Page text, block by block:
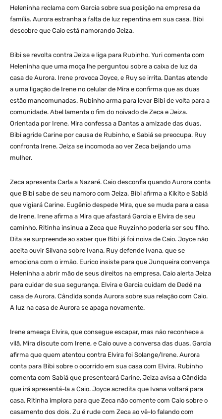
Heleninha reclama com Garcia sobre sua posição na empresa da
família. Aurora estranha a falta de luz repentina em sua casa. Bibi
descobre que Caio está namorando Jeiza.
Bibi se revolta contra Jeiza e liga para Rubinho. Yuri comenta com
Heleninha que uma moça lhe perguntou sobre a caixa de luz da
casa de Aurora. Irene provoca Joyce, e Ruy se irrita. Dantas atende
a uma ligação de Irene no celular de Mira e confirma que as duas
estão mancomunadas. Rubinho arma para levar Bibi de volta para a
comunidade. Abel lamenta o fim do noivado de Zeca e Jeiza.
Orientada por Irene, Mira confessa a Dantas a amizade das duas.
Bibi agride Carine por causa de Rubinho, e Sabiá se preocupa. Ruy
confronta Irene. Jeiza se incomoda ao ver Zeca beijando uma
mulher.
Zeca apresenta Carla a Nazaré. Caio desconfia quando Aurora conta
que Bibi sabe de seu namoro com Jeiza. Bibi afirma a Kikito e Sabiá
que vigiará Carine. Eugênio despede Mira, que se muda para a casa
de Irene. Irene afirma a Mira que afastará Garcia e Elvira de seu
caminho. Ritinha insinua a Zeca que Ruyzinho poderia ser seu filho.
Dita se surpreende ao saber que Bibi já foi noiva de Caio. Joyce não
aceita ouvir Silvana sobre Ivana. Ruy defende Ivana, que se
emociona com o irmão. Eurico insiste para que Junqueira convença
Heleninha a abrir mão de seus direitos na empresa. Caio alerta Jeiza
para cuidar de sua segurança. Elvira e Garcia cuidam de Dedé na
casa de Aurora. Cândida sonda Aurora sobre sua relação com Caio.
A luz na casa de Aurora se apaga novamente.
Irene ameaça Elvira, que consegue escapar, mas não reconhece a
vilã. Mira discute com Irene, e Caio ouve a conversa das duas. Garcia
afirma que quem atentou contra Elvira foi Solange/Irene. Aurora
conta para Bibi sobre o ocorrido em sua casa com Elvira. Rubinho
comenta com Sabiá que presenteará Carine. Jeiza avisa a Cândida
que irá apresentá-la a Caio. Joyce acredita que Ivana voltará para
casa. Ritinha implora para que Zeca não comente com Caio sobre o
casamento dos dois. Zu é rude com Zeca ao vê-lo falando com